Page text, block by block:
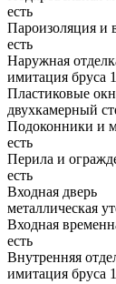
есть
Пароизоляция и
есть
Наружная
имитация бруса
Пластиковые
двухкамерный
Подоконники и
есть
Перила и
есть
Входная дверь
металлическая
Входная
есть
Внутренняя
имитация бруса